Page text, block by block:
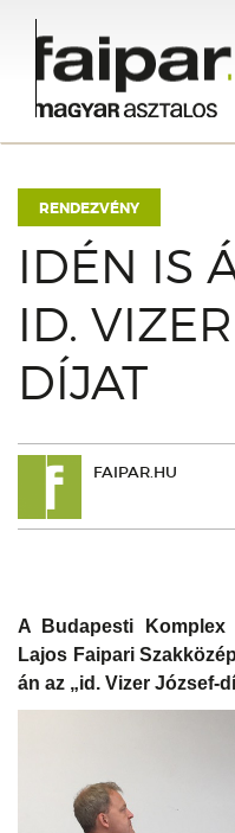
RENDEZVÉNY
IDÉN IS
ID.
DÍJAT
FAIPAR.HU
A Budapesti Komplex
Lajos Faipari
án az „id. Vizer József-